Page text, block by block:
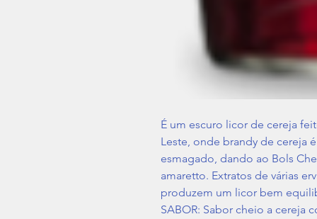
É um escuro licor de cereja
Leste, onde brandy de cereja
esmagado, dando ao Bols
amaretto. Extratos de várias
produzem um licor bem
SABOR: Sabor cheio a cereja